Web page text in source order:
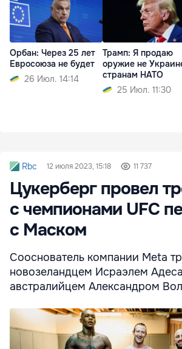
Орбан: Через 25 лет
Евросоюза не будет
26 Июл. 14:14
Трамп: Я продаю
оружие не
странам НАТО
25 Июл. 11:30
Rbc 12 июля 2023, 15:18 11 737
Цукерберг провел
с чемпионами UFC
с Маском
Сооснователь компании Meta
новозеландцем Исраэлем
австралийцем Александром